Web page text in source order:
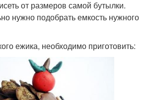
от размеров самой бутылки.
нужно подобрать емкость нужного
ежика, необходимо приготовить: